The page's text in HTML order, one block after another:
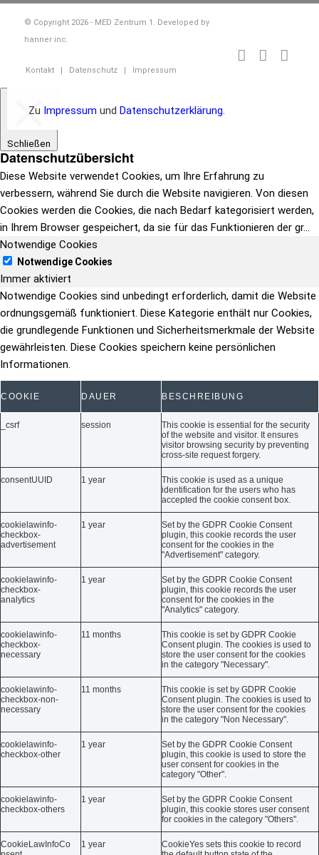
© Copyright 2026 - MED Zentrum 1. Developed by
hanner inc.
Kontakt Datenschutz Impressum
Eine Änderung der gewählten Einstellungen kann in den
Menüpunkten Datenschutz und Impressum durch Klick
auf "Cookie-Einstellungen verwalten" erfolgen.
Zu Impressum und Datenschutzerklärung.
Schließen
Datenschutzübersicht
Diese Website verwendet Cookies, um Ihre Erfahrung zu
verbessern, während Sie durch die Website navigieren. Von diesen
Cookies werden die Cookies, die nach Bedarf kategorisiert werden,
in Ihrem Browser gespeichert, da sie für das Funktionieren der gr...
Notwendige Cookies
Notwendige Cookies
Immer aktiviert
Notwendige Cookies sind unbedingt erforderlich, damit die Website
ordnungsgemäß funktioniert. Diese Kategorie enthält nur Cookies,
die grundlegende Funktionen und Sicherheitsmerkmale der Website
gewährleisten. Diese Cookies speichern keine persönlichen
Informationen.
COOKIE DAUER BESCHREIBUNG
_csrf session
This cookie is essential for the security
of the website and visitor. It ensures
visitor browsing security by preventing
cross-site request forgery.
consentUUID 1 year
This cookie is used as a unique
identification for the users who has
accepted the cookie consent box.
cookielawinfo-
checkbox-
advertisement
1 year
Set by the GDPR Cookie Consent
plugin, this cookie records the user
consent for the cookies in the
"Advertisement" category.
cookielawinfo-
checkbox-
analytics
1 year
Set by the GDPR Cookie Consent
plugin, this cookie records the user
consent for the cookies in the
"Analytics" category.
cookielawinfo-
checkbox-
necessary
11 months
This cookie is set by GDPR Cookie
Consent plugin. The cookies is used to
store the user consent for the cookies
in the category "Necessary".
cookielawinfo-
checkbox-non-
necessary
11 months
This cookie is set by GDPR Cookie
Consent plugin. The cookies is used to
store the user consent for the cookies
in the category "Non Necessary".
cookielawinfo-
checkbox-other
1 year
Set by the GDPR Cookie Consent
plugin, this cookie is used to store the
user consent for cookies in the
category "Other".
cookielawinfo-
checkbox-others
1 year
Set by the GDPR Cookie Consent
plugin, this cookie stores user consent
for cookies in the category "Others".
CookieLawInfoCo
1 year
CookieYes sets this cookie to record